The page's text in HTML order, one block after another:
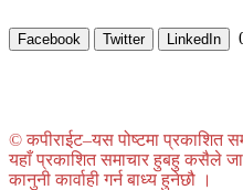
Facebook Twitter LinkedIn
© कपीराईट–यस पोष्टमा प्रकाशित
यहाँ प्रकाशित समाचार हुबहु कसैले
कानुनी कार्वाही गर्न बाध्य हुनेछौ ।